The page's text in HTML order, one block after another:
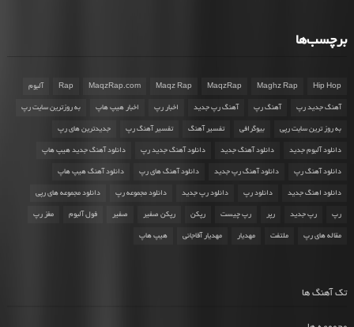
برچسب‌ها
Hip Hop
Maghz Rap
MaqzRap
Maqz Rap
MaqzRap.com
Rap آلبوم
آهنگ جدید رپ آهنگ رپ آهنگ رپ جدید اخبار رپ اخبار هیپ هاپ به روزترین سایت رپ
به روز ترین سایت رپی بیوگرافی تفسیر آهنگ تفسیر آهنگ رپ جدیدترین های رپ
دانلود آلبوم جدید دانلود آهنگ جدید دانلود آهنگ جدید رپ دانلود آهنگ جدید هیپ هاپ
دانلود آهنگ رپ دانلود آهنگ رپ جدید دانلود آهنگ های رپ دانلود آهنگ هیپ هاپ
دانلود اهنگ جدید دانلود رپ دانلود رپ جدید دانلود مجموعه رپ دانلود مجموعه های رپی
رپ رپ جدید رپر رپ چیست رپکن رپکن صفیر صفیر فول آلبوم مغز رپ
مقاله های رپ ملتفت مهدیار مهدیار آقاجانی هیپ هاپ
تک آهنگ ها